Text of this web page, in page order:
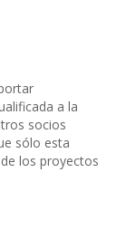
a la
socios
sólo esta
los proyectos